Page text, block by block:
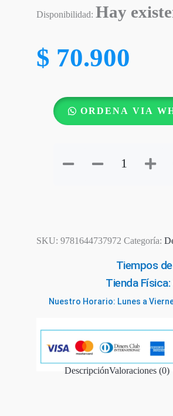
Disponibilidad: Hay
$ 70.900
ORDENA VIA
Un
año
para
la
mujer
SKU:9781644737972 Categoría:
Tiempos
Tienda
Nuestro Horario: Lunes a
DescripciónValoraciones (0)